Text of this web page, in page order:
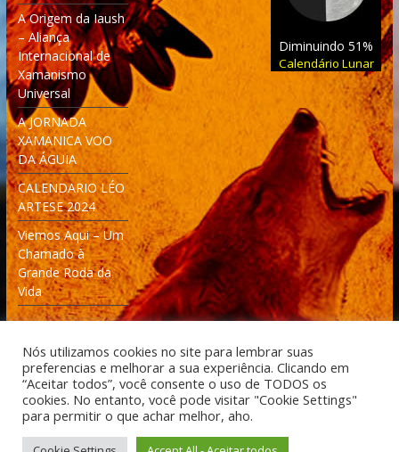
A Origem da Iaush
– Aliança
Internacional de
Xamanismo
Universal
A JORNADA
XAMANICA VOO
DA ÁGUIA
CALENDARIO LÉO
ARTESE 2024
Viemos Aqui – Um
Chamado à
Grande Roda da
Vida
Diminuindo 51%
Calendário Lunar
Desenvolvido: Moleculas4D - Engenharia Espacial e
Tecnologia [moleculas4d.com.br]
Nós utilizamos cookies no site para lembrar suas
preferencias e melhorar a sua experiência. Clicando em
“Aceitar todos”, você consente o uso de TODOS os
cookies. No entanto, você pode visitar "Cookie Settings"
para permitir o que achar melhor, aho.